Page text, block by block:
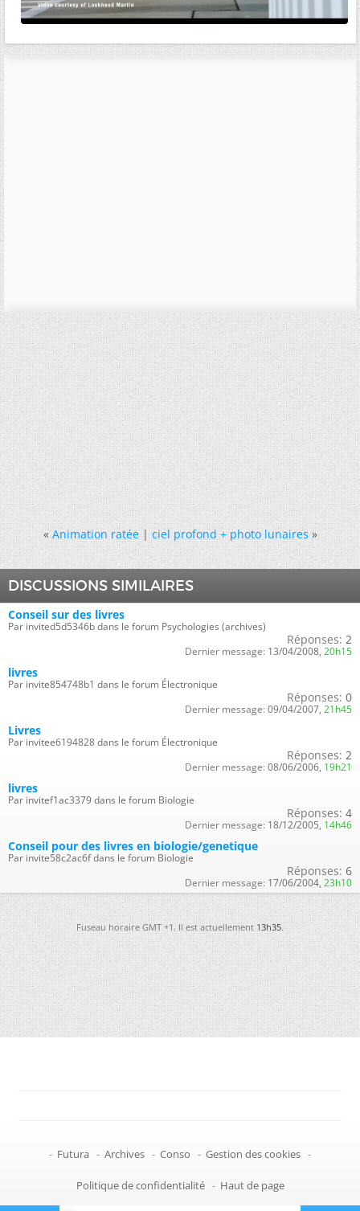
« Animation ratée|ciel profond + photo lunaires »
DISCUSSIONS SIMILAIRES
Conseil sur des livres
Par invited5d5346b dans le forum Psychologies (archives)
Réponses: 2
Dernier message: 13/04/2008, 20h15
livres
Par invite854748b1 dans le forum Électronique
Réponses: 0
Dernier message: 09/04/2007, 21h45
Livres
Par invitee6194828 dans le forum Électronique
Réponses: 2
Dernier message: 08/06/2006, 19h21
livres
Par invitef1ac3379 dans le forum Biologie
Réponses: 4
Dernier message: 18/12/2005, 14h46
Conseil pour des livres en biologie/genetique
Par invite58c2ac6f dans le forum Biologie
Réponses: 6
Dernier message: 17/06/2004, 23h10
Fuseau horaire GMT +1. Il est actuellement13h35.
- Futura - Archives - Conso - Gestion des cookies -
Politique de confidentialité - Haut de page